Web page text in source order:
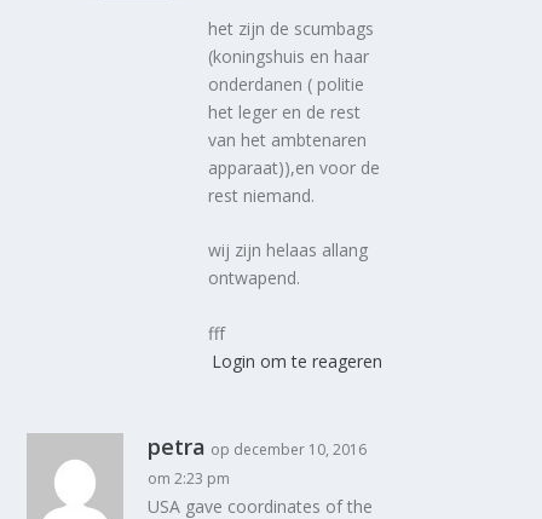
het zijn de scumbags
(koningshuis en haar
onderdanen ( politie
het leger en de rest
van het ambtenaren
apparaat)),en voor de
rest niemand.
wij zijn helaas allang
ontwapend.
fff
Login om te reageren
petra op december 10, 2016
om 2:23 pm
USA gave coordinates of the